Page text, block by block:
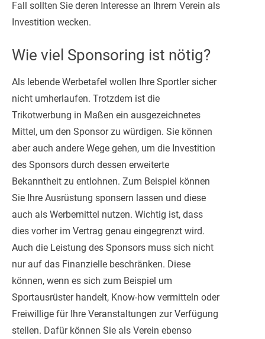
Fall sollten Sie deren Interesse an Ihrem Verein als
Investition wecken.
Wie viel Sponsoring ist nötig?
Als lebende Werbetafel wollen Ihre Sportler sicher
nicht umherlaufen. Trotzdem ist die
Trikotwerbung in Maßen ein ausgezeichnetes
Mittel, um den Sponsor zu würdigen. Sie können
aber auch andere Wege gehen, um die Investition
des Sponsors durch dessen erweiterte
Bekanntheit zu entlohnen. Zum Beispiel können
Sie Ihre Ausrüstung sponsern lassen und diese
auch als Werbemittel nutzen. Wichtig ist, dass
dies vorher im Vertrag genau eingegrenzt wird.
Auch die Leistung des Sponsors muss sich nicht
nur auf das Finanzielle beschränken. Diese
können, wenn es sich zum Beispiel um
Sportausrüster handelt, Know-how vermitteln oder
Freiwillige für Ihre Veranstaltungen zur Verfügung
stellen. Dafür können Sie als Verein ebenso